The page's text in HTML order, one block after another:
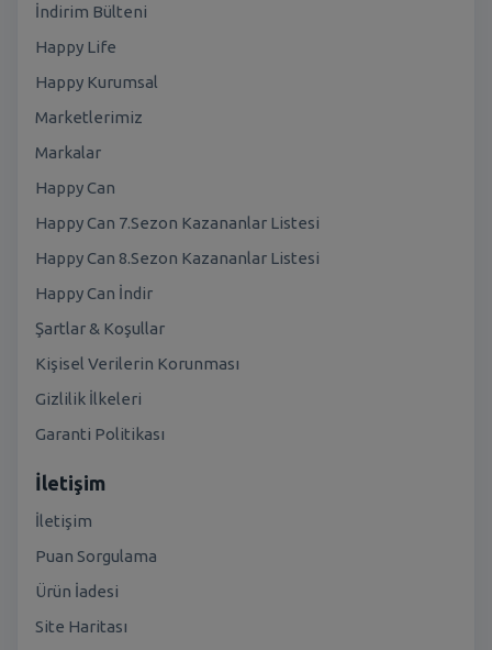
İndirim Bülteni
Happy Life
Happy Kurumsal
Marketlerimiz
Markalar
Happy Can
Happy Can 7.Sezon Kazananlar Listesi
Happy Can 8.Sezon Kazananlar Listesi
Happy Can İndir
Şartlar & Koşullar
Kişisel Verilerin Korunması
Gizlilik İlkeleri
Garanti Politikası
İletişim
İletişim
Puan Sorgulama
Ürün İadesi
Site Haritası